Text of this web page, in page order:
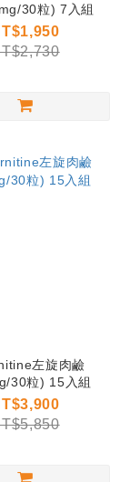
30粒) 7入組
左旋肉鹼
30粒) 15入組